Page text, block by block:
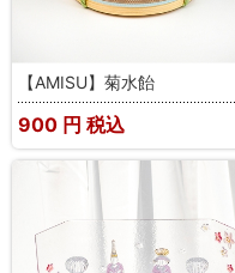
【AMISU】菊水飴
900 円 税込